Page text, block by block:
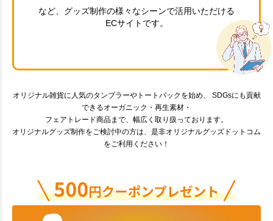
など、グッズ制作の様々なシーンで活用いただける
ECサイトです。
オリジナル雑貨に人気のタンブラーやトートバックを始め、 SDGsにも貢献
できるオーガニック・再生素材・
フェアトレード商品まで、幅広く取り扱っております。
オリジナルグッズ制作をご検討中の方は、是非オリジナルグッズドットコム
をご利用ください！